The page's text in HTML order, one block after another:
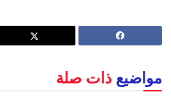
مواضيع ذات صلة